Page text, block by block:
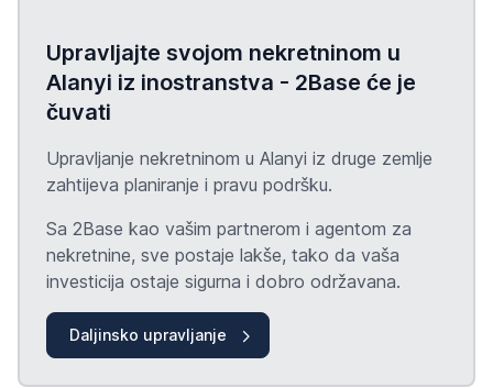
Upravljajte svojom nekretninom u
Alanyi iz inostranstva - 2Base će je
čuvati
Upravljanje nekretninom u Alanyi iz druge zemlje
zahtijeva planiranje i pravu podršku.
Sa 2Base kao vašim partnerom i agentom za
nekretnine, sve postaje lakše, tako da vaša
investicija ostaje sigurna i dobro održavana.
Daljinsko upravljanje